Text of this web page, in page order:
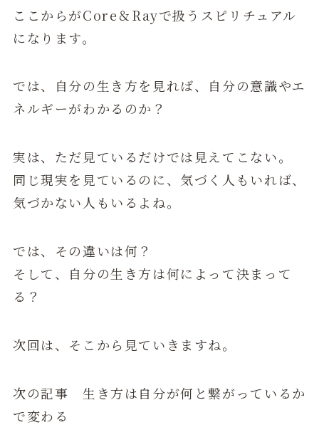
ここからがCore＆Rayで扱うスピリチュアル
になります。
では、自分の生き方を見れば、自分の意識やエ
ネルギーがわかるのか？
実は、ただ見ているだけでは見えてこない。
同じ現実を見ているのに、気づく人もいれば、
気づかない人もいるよね。
では、その違いは何？
そして、自分の生き方は何によって決まって
る？
次回は、そこから見ていきますね。
次の記事 生き方は自分が何と繋がっているか
で変わる